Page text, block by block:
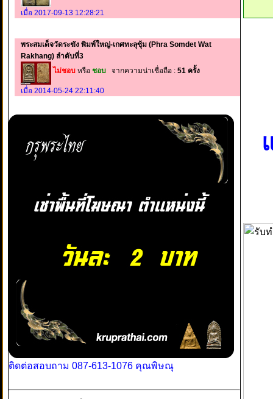
เมื่อ 2017-09-13 12:28:21
พระสมเด็จวัดระฆัง พิมพ์ใหญ่-เกศทะลุซุ้ม (Phra Somdet Wat
Rakhang) ลำดับที่3
ไม่ชอบ หรือ ชอบ จากความน่าเชื่อถือ : 51 ครั้ง
เมื่อ 2014-05-24 22:11:40
ติดต่อสอบถาม 087-613-1076 คุณพิษณุ